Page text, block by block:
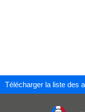
Télécharger la liste des